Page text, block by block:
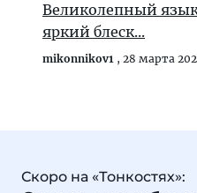
Великолепный
яркий блеск...
mikonnikov1 , 28 марта
Скоро на «Тонкостях»: